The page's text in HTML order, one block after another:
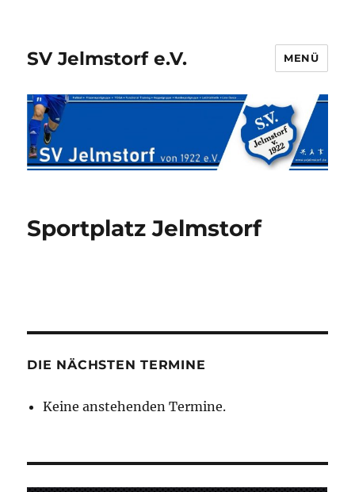
SV Jelmstorf e.V. MENÜ
Sportplatz Jelmstorf
DIE NÄCHSTEN TERMINE
Keine anstehenden Termine.